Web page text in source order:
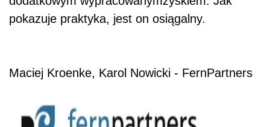
pokazuje praktyka, jest on osiągalny.
Maciej Kroenke, Karol Nowicki - FernPartners